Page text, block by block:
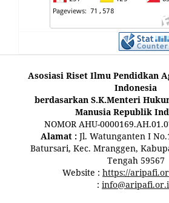
Asosiasi Riset Ilmu Pendidkan
Indonesia
berdasarkan S.K.Menteri
Manusia Republik
NOMOR AHU-
Alamat : Jl. Watunganten I
Batursari, Kec. Mranggen,
Tengah 59567
Website : https://
: